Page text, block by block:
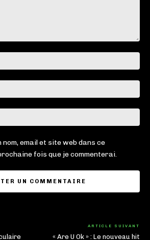
:*
:*
:
email et site web dans ce
fois que je commenterai.
ARTICLE SUIVANT
« Are U Ok » : Le nouveau hit